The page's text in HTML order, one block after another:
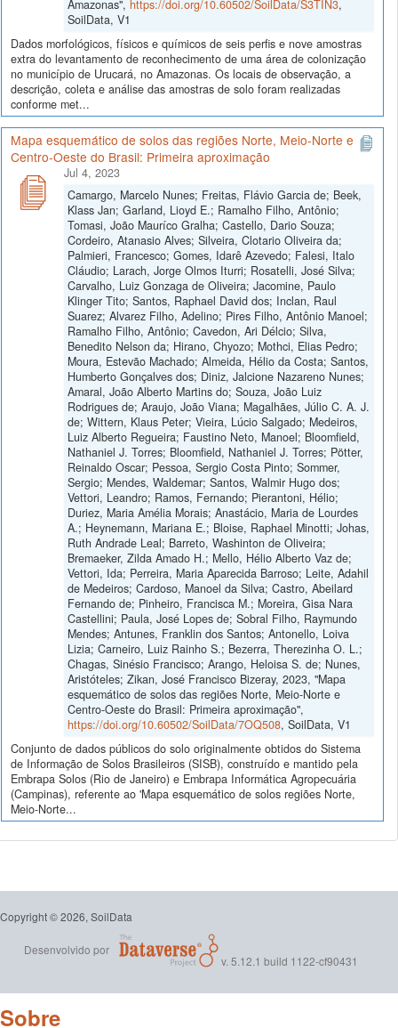
Amazonas", https://doi.org/10.60502/SoilData/S3TIN3,
SoilData, V1
Dados morfológicos, físicos e químicos de seis perfis e nove amostras
extra do levantamento de reconhecimento de uma área de colonização
no município de Urucará, no Amazonas. Os locais de observação, a
descrição, coleta e análise das amostras de solo foram realizadas
conforme met...
Mapa esquemático de solos das regiões Norte, Meio-Norte e
Centro-Oeste do Brasil: Primeira aproximação
Jul 4, 2023
Camargo, Marcelo Nunes; Freitas, Flávio Garcia de; Beek,
Klass Jan; Garland, Lioyd E.; Ramalho Filho, Antônio;
Tomasi, João Mauríco Gralha; Castello, Dario Souza;
Cordeiro, Atanasio Alves; Silveira, Clotario Oliveira da;
Palmieri, Francesco; Gomes, Idarê Azevedo; Falesi, Italo
Cláudio; Larach, Jorge Olmos Iturri; Rosatelli, José Silva;
Carvalho, Luiz Gonzaga de Oliveira; Jacomine, Paulo
Klinger Tito; Santos, Raphael David dos; Inclan, Raul
Suarez; Alvarez Filho, Adelino; Pires Filho, Antônio Manoel;
Ramalho Filho, Antônio; Cavedon, Ari Délcio; Silva,
Benedito Nelson da; Hirano, Chyozo; Mothci, Elias Pedro;
Moura, Estevão Machado; Almeida, Hélio da Costa; Santos,
Humberto Gonçalves dos; Diniz, Jalcione Nazareno Nunes;
Amaral, João Alberto Martins do; Souza, João Luiz
Rodrigues de; Araujo, João Viana; Magalhães, Júlio C. A. J.
de; Wittern, Klaus Peter; Vieira, Lúcio Salgado; Medeiros,
Luiz Alberto Regueira; Faustino Neto, Manoel; Bloomfield,
Nathaniel J. Torres; Bloomfield, Nathaniel J. Torres; Pötter,
Reinaldo Oscar; Pessoa, Sergio Costa Pinto; Sommer,
Sergio; Mendes, Waldemar; Santos, Walmir Hugo dos;
Vettori, Leandro; Ramos, Fernando; Pierantoni, Hélio;
Duriez, Maria Amélia Morais; Anastácio, Maria de Lourdes
A.; Heynemann, Mariana E.; Bloise, Raphael Minotti; Johas,
Ruth Andrade Leal; Barreto, Washinton de Oliveira;
Bremaeker, Zilda Amado H.; Mello, Hélio Alberto Vaz de;
Vettori, Ida; Perreira, Maria Aparecida Barroso; Leite, Adahil
de Medeiros; Cardoso, Manoel da Silva; Castro, Abeilard
Fernando de; Pinheiro, Francisca M.; Moreira, Gisa Nara
Castellini; Paula, José Lopes de; Sobral Filho, Raymundo
Mendes; Antunes, Franklin dos Santos; Antonello, Loiva
Lizia; Carneiro, Luiz Rainho S.; Bezerra, Therezinha O. L.;
Chagas, Sinésio Francisco; Arango, Heloisa S. de; Nunes,
Aristóteles; Zikan, José Francisco Bizeray, 2023, "Mapa
esquemático de solos das regiões Norte, Meio-Norte e
Centro-Oeste do Brasil: Primeira aproximação",
https://doi.org/10.60502/SoilData/7OQ508, SoilData, V1
Conjunto de dados públicos do solo originalmente obtidos do Sistema
de Informação de Solos Brasileiros (SISB), construído e mantido pela
Embrapa Solos (Rio de Janeiro) e Embrapa Informática Agropecuária
(Campinas), referente ao 'Mapa esquemático de solos regiões Norte,
Meio-Norte...
Copyright © 2026, SoilData
Desenvolvido por
v. 5.12.1 build 1122-cf90431
Sobre